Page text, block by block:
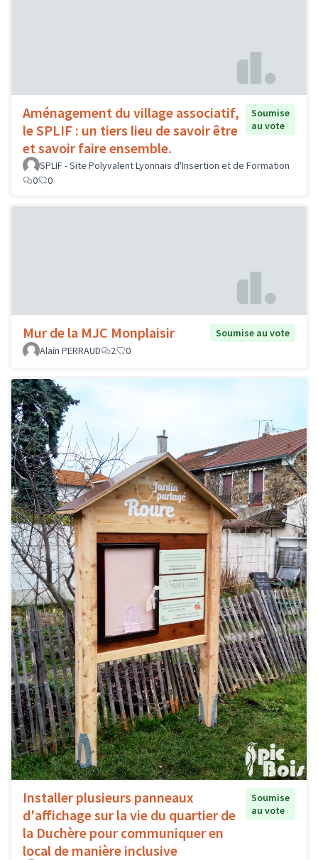
Aménagement du village associatif,
le SPLIF : un tiers lieu de savoir être
et savoir faire ensemble.
Soumise
au vote
SPLIF - Site Polyvalent Lyonnais d'Insertion et de Formation
0
0
Mur de la MJC Monplaisir
Soumise au vote
Alain PERRAUD
2 0
Installer plusieurs panneaux
d'affichage sur la vie du quartier de
la Duchère pour communiquer en
local de manière inclusive
Soumise
au vote